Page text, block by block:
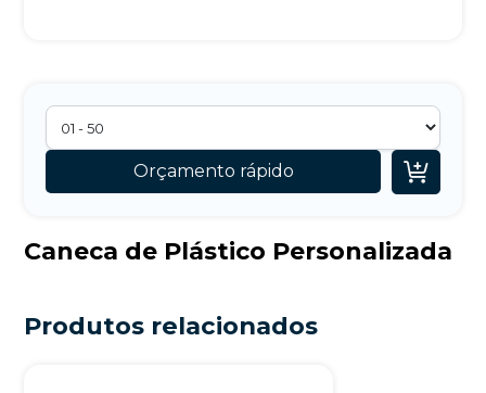
Orçamento rápido 
Caneca de Plástico Personalizada
Produtos relacionados